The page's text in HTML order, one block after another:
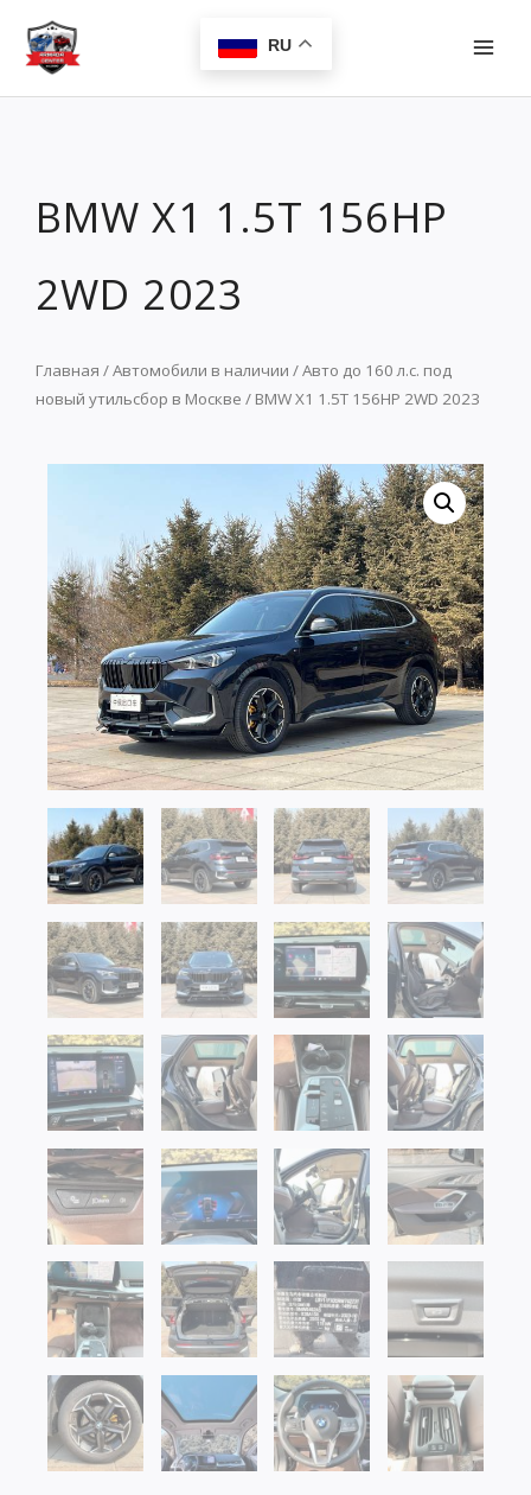
Перейти
содержимому
RU
BMW X1 1.5T 156HP
2WD 2023
Главная /Автомобили в наличии /Авто до 160 л.с. под
новый утильсбор в Москве / BMW X1 1.5T 156HP 2WD 2023